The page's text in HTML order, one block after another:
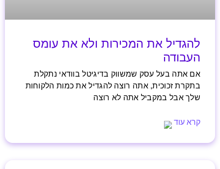
להגדיל את המכירות ולא את עומס
העבודה
אם אתה בעל עסק שמשווק בדיגיטל בוודאי נתקלת
בתקרת זכוכית, אתה רוצה להגדיל את כמות הלקוחות
שלך אבל במקביל אתה לא רוצה
קרא עוד